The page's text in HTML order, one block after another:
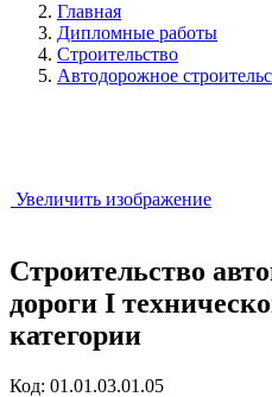
Главная
Дипломные работы
Строительство
Автодорожное
Увеличить изображение
Строительство
дороги I
категории
Код: 01.01.03.01.05